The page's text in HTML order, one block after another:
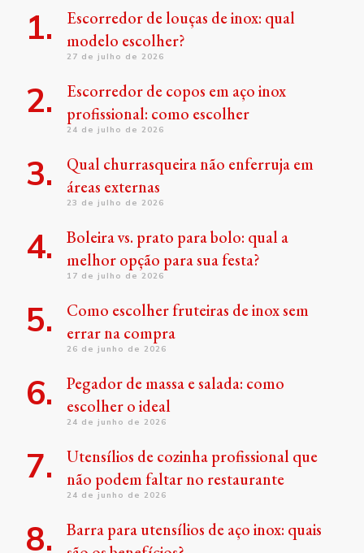
Escorredor de louças de inox: qual
modelo escolher?
27 de julho de 2026
Escorredor de copos em aço inox
profissional: como escolher
24 de julho de 2026
Qual churrasqueira não enferruja em
áreas externas
23 de julho de 2026
Boleira vs. prato para bolo: qual a
melhor opção para sua festa?
17 de julho de 2026
Como escolher fruteiras de inox sem
errar na compra
26 de junho de 2026
Pegador de massa e salada: como
escolher o ideal
24 de junho de 2026
Utensílios de cozinha profissional que
não podem faltar no restaurante
24 de junho de 2026
Barra para utensílios de aço inox: quais